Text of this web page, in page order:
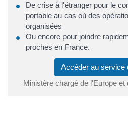
De crise à l'étranger pour le
portable au cas où des
organisées
Ou encore pour joindre
proches en France.
Accéder au service
Ministère chargé de l'Europe